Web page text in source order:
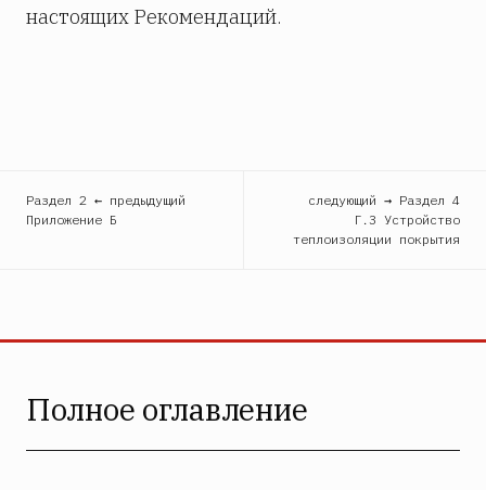
настоящих Рекомендаций.
Раздел 2 ← предыдущий
Приложение Б
следующий → Раздел 4
Г.3 Устройство
теплоизоляции покрытия
Полное оглавление